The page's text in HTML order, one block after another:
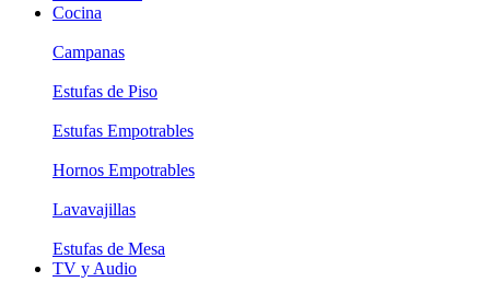
Cocina
Campanas
Estufas de Piso
Estufas Empotrables
Hornos Empotrables
Lavavajillas
Estufas de Mesa
TV y Audio